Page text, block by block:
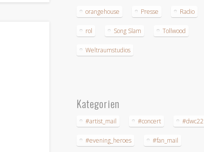
orangehouse Presse Radio
rol Song Slam Tollwood
Weltraumstudios
Kategorien
#artist_mail #concert #dwc22
#evening_heroes #fan_mail